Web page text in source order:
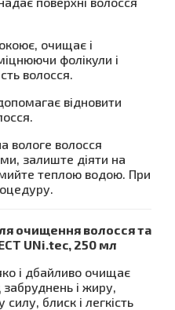
очищає і
фолікули і
волосся.
відновити
вологе волосся
залиште діяти на
теплою водою. При
очищення волосся та
UNi.tec, 250 мл
і дбайливо очищає
забруднень і жиру,
блиск і легкість